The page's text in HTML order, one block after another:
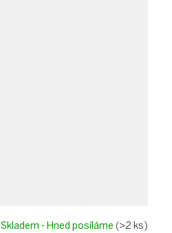
Skladem - Hned posíláme (>2 ks)